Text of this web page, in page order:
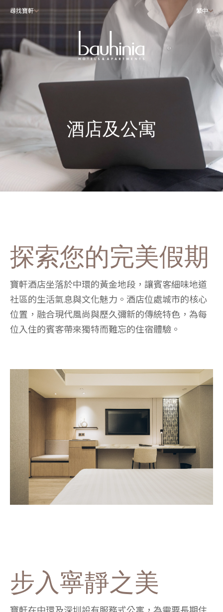
尋找寶軒 繁中
酒店及公寓
探索您的完美假期
寶軒酒店坐落於中環的黃金地段，讓賓客細味地道
社區的生活氣息與文化魅力。酒店位處城市的核心
位置，融合現代風尚與歷久彌新的傳統特色，為每
位入住的賓客帶來獨特而難忘的住宿體驗。
步入寧靜之美
寶軒在中環及深圳設有服務式公寓，為需要長期住